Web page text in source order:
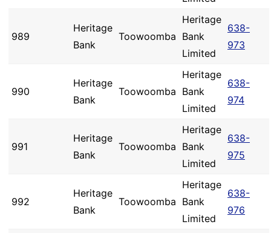
989
Heritage
Bank
Toowoomba
Heritage
Bank
Limited
638-
973
990
Heritage
Bank
Toowoomba
Heritage
Bank
Limited
638-
974
991
Heritage
Bank
Toowoomba
Heritage
Bank
Limited
638-
975
992
Heritage
Bank
Toowoomba
Heritage
Bank
Limited
638-
976